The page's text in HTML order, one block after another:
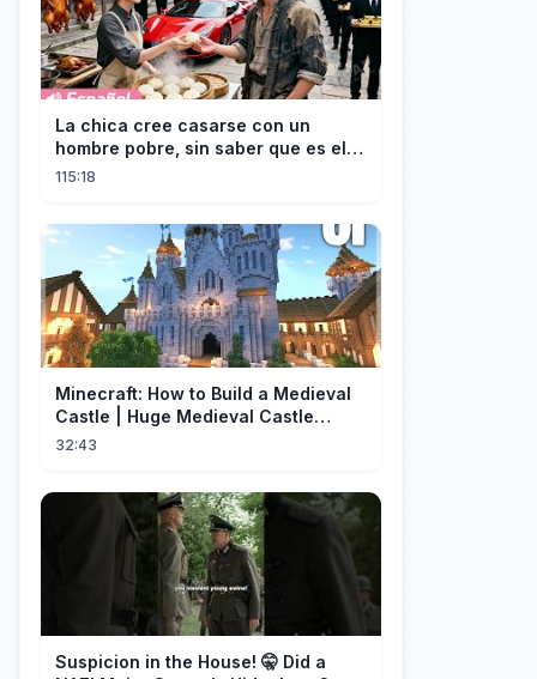
La chica cree casarse con un
hombre pobre, sin saber que es el
hombre más rico del mundo
115:18
Minecraft: How to Build a Medieval
Castle | Huge Medieval Castle
Tutorial - Part 1
32:43
Suspicion in the House! 🤫 Did a